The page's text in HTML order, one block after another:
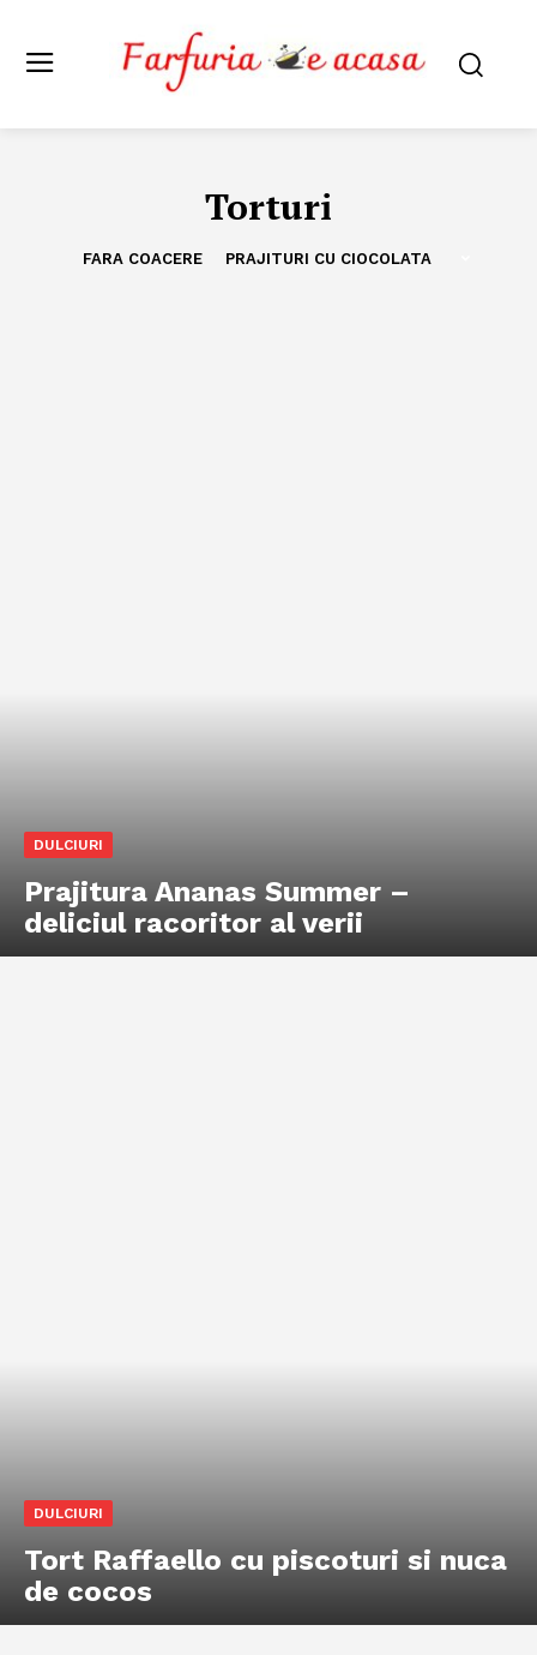
Torturi
FARA COACERE PRAJITURI CU CIOCOLATA
DULCIURI
Prajitura Ananas Summer –
deliciul racoritor al verii
DULCIURI
Tort Raffaello cu piscoturi si nuca
de cocos